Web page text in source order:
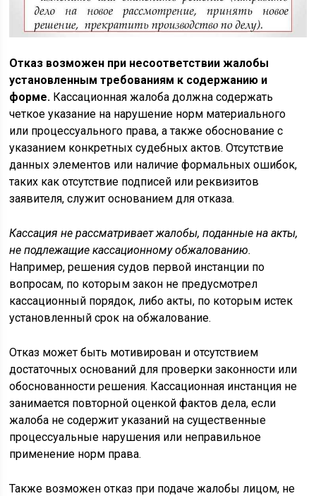
Отказ возможен при несоответствии жалобы
установленным требованиям к содержанию и
форме. Кассационная жалоба должна содержать
четкое указание на нарушение норм материального
или процессуального права, а также обоснование с
указанием конкретных судебных актов. Отсутствие
данных элементов или наличие формальных ошибок,
таких как отсутствие подписей или реквизитов
заявителя, служит основанием для отказа.
Кассация не рассматривает жалобы, поданные на акты,
не подлежащие кассационному обжалованию.
Например, решения судов первой инстанции по
вопросам, по которым закон не предусмотрел
кассационный порядок, либо акты, по которым истек
установленный срок на обжалование.
Отказ может быть мотивирован и отсутствием
достаточных оснований для проверки законности или
обоснованности решения. Кассационная инстанция не
занимается повторной оценкой фактов дела, если
жалоба не содержит указаний на существенные
процессуальные нарушения или неправильное
применение норм права.
Также возможен отказ при подаче жалобы лицом, не